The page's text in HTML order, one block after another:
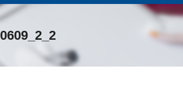
0609_2_2